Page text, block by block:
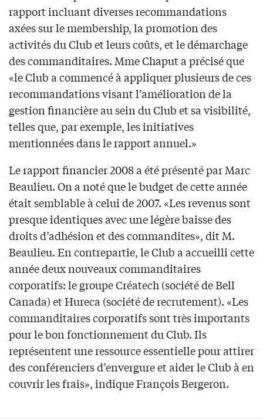
rapport incluant diverses recommandations
axées sur le membership, la promotion des
activités du Club et leurs coûts, et le démarchage
des commanditaires. Mme Chaput a précisé que
«le Club a commencé à appliquer plusieurs de ces
recommandations visant l’amélioration de la
gestion financière au sein du Club et sa visibilité,
telles que, par exemple, les initiatives
mentionnées dans le rapport annuel.»
Le rapport financier 2008 a été présenté par Marc
Beaulieu. On a noté que le budget de cette année
était semblable à celui de 2007. «Les revenus sont
presque identiques avec une légère baisse des
droits d’adhésion et des commandites», dit M.
Beaulieu. En contrepartie, le Club a accueilli cette
année deux nouveaux commanditaires
corporatifs: le groupe Créatech (société de Bell
Canada) et Hureca (société de recrutement). «Les
commanditaires corporatifs sont très importants
pour le bon fonctionnement du Club. Ils
représentent une ressource essentielle pour attirer
des conférenciers d’envergure et aider le Club à en
couvrir les frais», indique François Bergeron.